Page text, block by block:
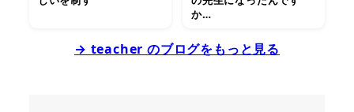
か…
→ teacher のブログをもっと見る